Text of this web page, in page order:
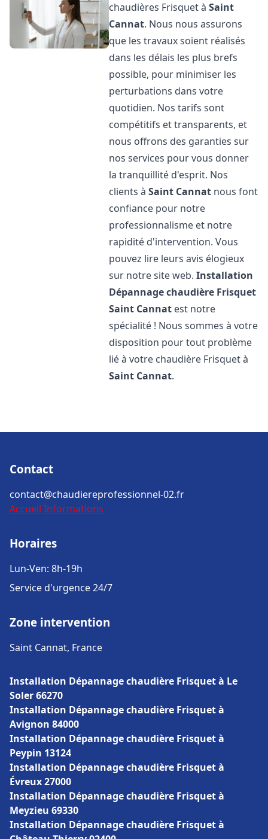
chaudières Frisquet àSaint
Cannat. Nous nous assurons
que les travaux soient réalisés
dans les délais les plus brefs
possible, pour minimiser les
perturbations dans votre
quotidien. Nos tarifs sont
compétitifs et transparents, et
nous offrons des garanties sur
nos services pour vous donner
la tranquillité d'esprit. Nos
clients àSaint Cannat nous font
confiance pour notre
professionnalisme et notre
rapidité d'intervention. Vous
pouvez lire leurs avis élogieux
sur notre site web.Installation
Dépannage chaudière Frisquet
Saint Cannat est notre
spécialité ! Nous sommes à votre
disposition pour tout problème
lié à votre chaudière Frisquet à
Saint Cannat.
Contact
contact@chaudiereprofessionnel-02.fr
Accueil Informations
Horaires
Lun-Ven: 8h-19h
Service d'urgence 24/7
Zone intervention
Saint Cannat, France
Installation Dépannage chaudière Frisquet à Le
Soler 66270
Installation Dépannage chaudière Frisquet à
Avignon 84000
Installation Dépannage chaudière Frisquet à
Peypin 13124
Installation Dépannage chaudière Frisquet à
Évreux 27000
Installation Dépannage chaudière Frisquet à
Meyzieu 69330
Installation Dépannage chaudière Frisquet à